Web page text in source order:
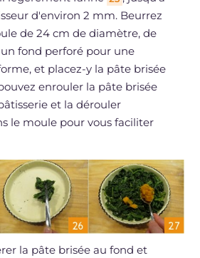
d'environ 2 mm. Beurrez
de 24 cm de diamètre, de
fond perforé pour une
et placez-y la pâte brisée
enrouler la pâte brisée
et la dérouler
le moule pour vous faciliter
la pâte brisée au fond et